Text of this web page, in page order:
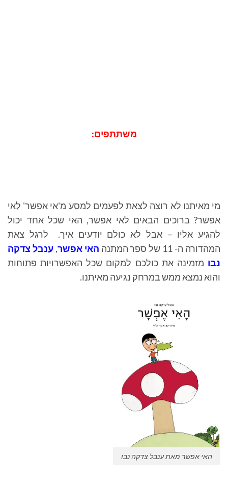
משתתפים:
מי מאיתנו לא רוצה לצאת לפעמים למסע מ'אי אפשר' לַאי
אפשר? ברוכים הבאים לאי אפשר, האי שכל אחד יכול
להגיע אליו – אבל לא כולם יודעים איך. לרגל צאת
המהדורה ה- 11 של ספר המתנה
האי אפשר,ענבל צדקה
נבו מזמינה את כולכם למקום שכל האפשרויות פתוחות
והוא נמצא ממש במרחק נגיעה מאיתנו.
האי אפשר מאת ענבל צדקה נבו